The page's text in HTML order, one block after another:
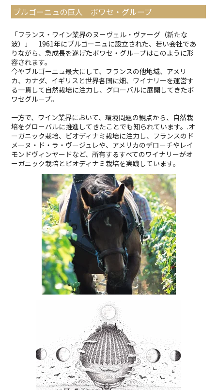
ブルゴーニュの巨人 ボワセ・グループ
「フランス・ワイン業界のヌーヴェル・ヴァーグ（新たな
波）」 1961年にブルゴーニュに設立された、若い会社であ
りながら、急成長を遂げたボワセ・グループはこのように形
容されます。
今やブルゴーニュ最大にして、フランスの他地域、アメリ
カ、カナダ、イギリスと世界各国に畑、ワイナリーを運営す
る一貫して自然栽培に注力し、グローバルに展開してきたボ
ワセグループ。
一方で、ワイン業界において、環境問題の観点から、自然栽
培をグローバルに推進してきたことでも知られています。.オ
ーガニック栽培、ビオディナミ栽培に注力し、フランスのド
メーヌ・ド・ラ・ヴージュレや、アメリカのデローチやレイ
モンドヴィンヤードなど、所有するすべてのワイナリーがオ
ーガニック栽培とビオディナミ栽培を実践しています。